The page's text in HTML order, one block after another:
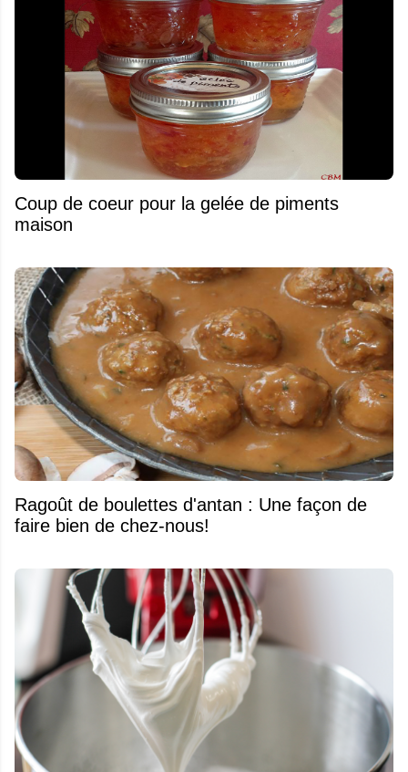
Coup de coeur pour la gelée de piments
maison
Ragoût de boulettes d'antan : Une façon de
faire bien de chez-nous!